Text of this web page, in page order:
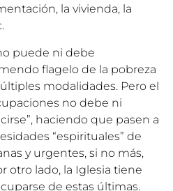
la vivienda, la
puede ni debe
flagelo de la pobreza
modalidades. Pero el
no debe ni
haciendo que pasen a
“espirituales” de
y urgentes, si no más,
otro lado, la Iglesia tiene
de estas últimas.